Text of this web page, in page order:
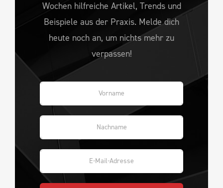
Wochen hilfreiche Artikel, Trends und
Beispiele aus der Praxis. Melde dich
heute noch an, um nichts mehr zu
verpassen!